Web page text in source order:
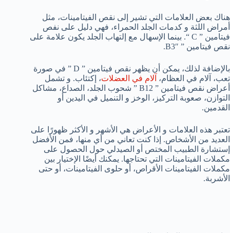
هناك بعض العلامات التي تشير إلى نقص الفيتامينات، مثل
أمراض اللثة و كدمات الجلد الحمراء، فهي دليل على نفص
فيتامين ” C “. بينما الإسهال مع إلتهاب الجلد يكون علامة على
نقص فيتامين ” B3″.
بالإضافة لذلك، يمكن أن يظهر نقص فيتامين ” D ” في صورة
تعب، آلام في العظام، آلام في العضلات، إكتئاب. و تشمل
أعراض نقص فيتامين ” B12 ” شحوب الجلد، الصداع، مشاكل
التوازن، صعوبة التركيز، الوخز و التنميل في اليدين أو
القدمين.
تعتبر هذه العلامات و الأعراض هي الأشهر و الأكثر ظهورًا على
العديد من الأشخاص. إذا كنت تعاني من أي منها، فمن الأفضل
إستشارة الطبيب المختص أو الصيدلي حول الحصول على
مكملات الفيتامينات التي تحتاجها. يمكنك أيضًا الإختيار بين
مكملات الفيتامينات الأقراص، أو حلوى الفيتامينات، أو حتى
الأشربة.